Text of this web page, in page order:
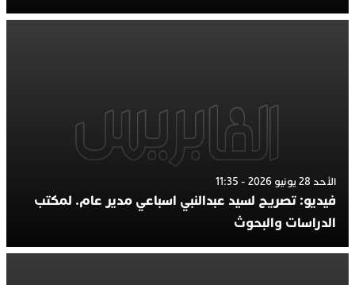
الأحد 28 يونيو 2026 - 11:35
فيديو: تصريح لسيد عبدالنبي اسباعي مدير عام. لمكتب
الدراسات والبحوث